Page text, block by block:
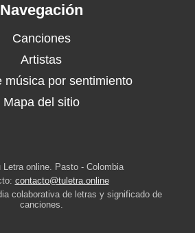
Navegación
Canciones
Artistas
música por sentimiento
Mapa del sitio
online. Pasto - Colombia
contacto@tuletra.online
colaborativa de letras y significado de
canciones.